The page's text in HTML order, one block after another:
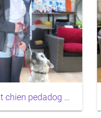
11 enfant chien pedadog 2020-02-25